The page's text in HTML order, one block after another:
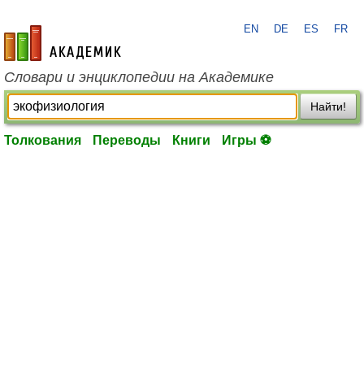
academic.ru
EN DE ES FR
Словари и энциклопедии на Академике
Найти!
Толкования Переводы Книги Игры ⚽